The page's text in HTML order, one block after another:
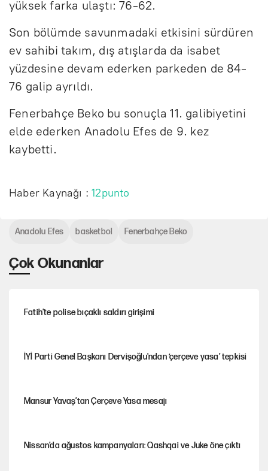
yüksek farka ulaştı: 76-62.
Son bölümde savunmadaki etkisini sürdüren
ev sahibi takım, dış atışlarda da isabet
yüzdesine devam ederken parkeden de 84-
76 galip ayrıldı.
Fenerbahçe Beko bu sonuçla 11. galibiyetini
elde ederken Anadolu Efes de 9. kez
kaybetti.
Haber Kaynağı :12punto
Çok Okunanlar
Fatih’te polise bıçaklı saldırı girişimi
İYİ Parti Genel Başkanı Dervişoğlu'ndan ‘çerçeve yasa’ tepkisi
Mansur Yavaş’tan Çerçeve Yasa mesajı
Nissan’da ağustos kampanyaları: Qashqai ve Juke öne çıktı
Anadolu Efes basketbol Fenerbahçe Beko